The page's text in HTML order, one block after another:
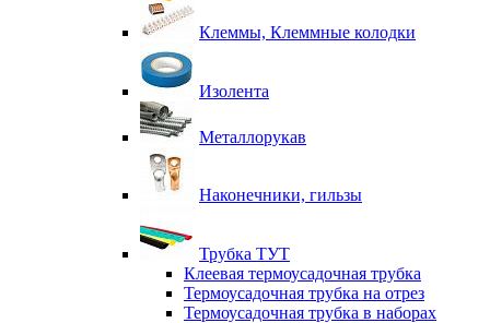
Клеммы, Клеммные колодки
Изолента
Металлорукав
Наконечники, гильзы
Трубка ТУТ
Клеевая термоусадочная трубка
Термоусадочная трубка на отрез
Термоусадочная трубка в наборах